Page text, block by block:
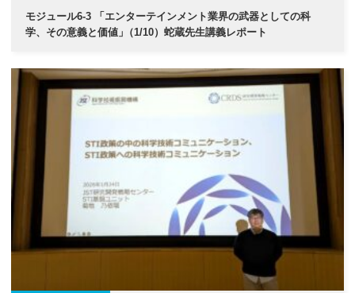
モジュール6-3 「エンターテインメント業界の武器としての科
学、その意義と価値」 （1/10）蛇蔵先生講義レポート